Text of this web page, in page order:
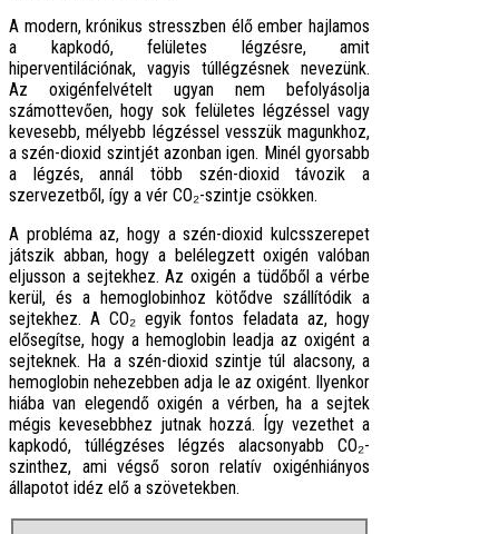
A modern, krónikus stresszben élő ember hajlamos
a kapkodó, felületes légzésre, amit
hiperventilációnak, vagyis túllégzésnek nevezünk.
Az oxigénfelvételt ugyan nem befolyásolja
számottevően, hogy sok felületes légzéssel vagy
kevesebb, mélyebb légzéssel vesszük magunkhoz,
a szén-dioxid szintjét azonban igen. Minél gyorsabb
a légzés, annál több szén-dioxid távozik a
szervezetből, így a vér CO₂-szintje csökken.
A probléma az, hogy a szén-dioxid kulcsszerepet
játszik abban, hogy a belélegzett oxigén valóban
eljusson a sejtekhez. Az oxigén a tüdőből a vérbe
kerül, és a hemoglobinhoz kötődve szállítódik a
sejtekhez. A CO₂ egyik fontos feladata az, hogy
elősegítse, hogy a hemoglobin leadja az oxigént a
sejteknek. Ha a szén-dioxid szintje túl alacsony, a
hemoglobin nehezebben adja le az oxigént. Ilyenkor
hiába van elegendő oxigén a vérben, ha a sejtek
mégis kevesebbhez jutnak hozzá. Így vezethet a
kapkodó, túllégzéses légzés alacsonyabb CO₂-
szinthez, ami végső soron relatív oxigénhiányos
állapotot idéz elő a szövetekben.